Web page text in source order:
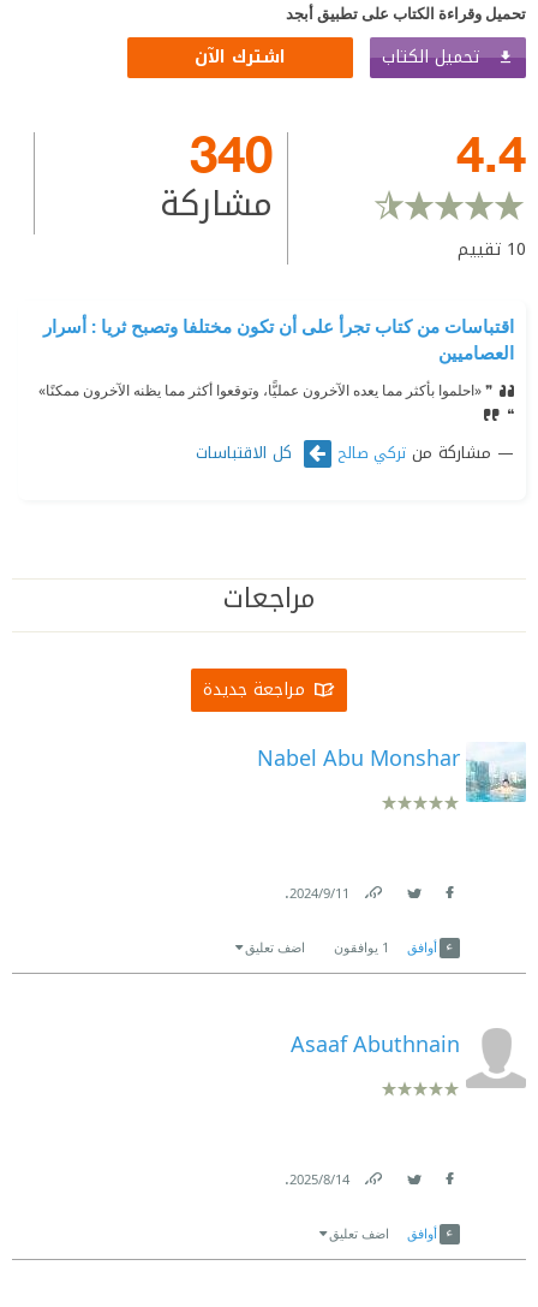
تحميل وقراءة الكتاب على تطبيق أبجد
تحميل الكتاب اشترك الآن
4.4
10 تقييم
340
مشاركة
اقتباسات من كتاب تجرأ على أن تكون مختلفا وتصبح ثريا : أسرار
العصاميين
❞ «احلموا بأكثر مما يعده الآخرون عمليًّا، وتوقعوا أكثر مما يظنه الآخرون ممكنًا»‏
❝
مشاركة من تركي صالح كل الاقتباسات
مراجعات
مراجعة جديدة
Nabel Abu Monshar
11‏/9‏/2024
.
أوافق 1 يوافقون اضف تعليق
Asaaf Abuthnain
14‏/8‏/2025
.
أوافق اضف تعليق